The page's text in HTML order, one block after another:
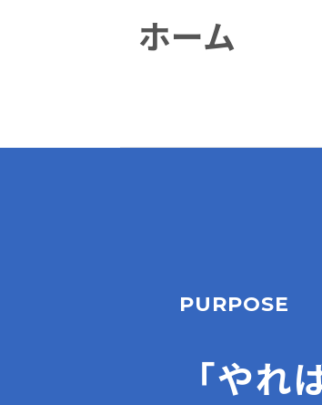
ホーム
PURPOSE
「やれ